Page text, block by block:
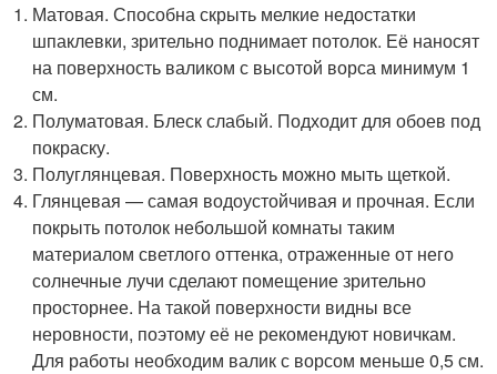
Матовая. Способна скрыть мелкие недостатки
шпаклевки, зрительно поднимает потолок. Её наносят
на поверхность валиком с высотой ворса минимум 1
см.
Полуматовая. Блеск слабый. Подходит для обоев под
покраску.
Полуглянцевая. Поверхность можно мыть щеткой.
Глянцевая — самая водоустойчивая и прочная. Если
покрыть потолок небольшой комнаты таким
материалом светлого оттенка, отраженные от него
солнечные лучи сделают помещение зрительно
просторнее. На такой поверхности видны все
неровности, поэтому её не рекомендуют новичкам.
Для работы необходим валик с ворсом меньше 0,5 см.